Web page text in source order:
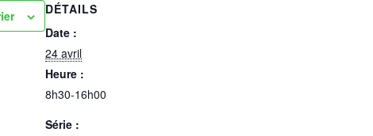
DÉTAILS
Date :
24 avril
Heure :
8h30-16h00
Série :